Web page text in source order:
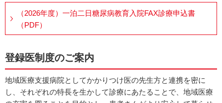
（2026年度）一泊二日糖尿病教育入院FAX診療申込書
（PDF）
登録医制度のご案内
地域医療支援病院としてかかりつけ医の先生方と連携を密に
し、それぞれの特長を生かして診療にあたることで、地域医療